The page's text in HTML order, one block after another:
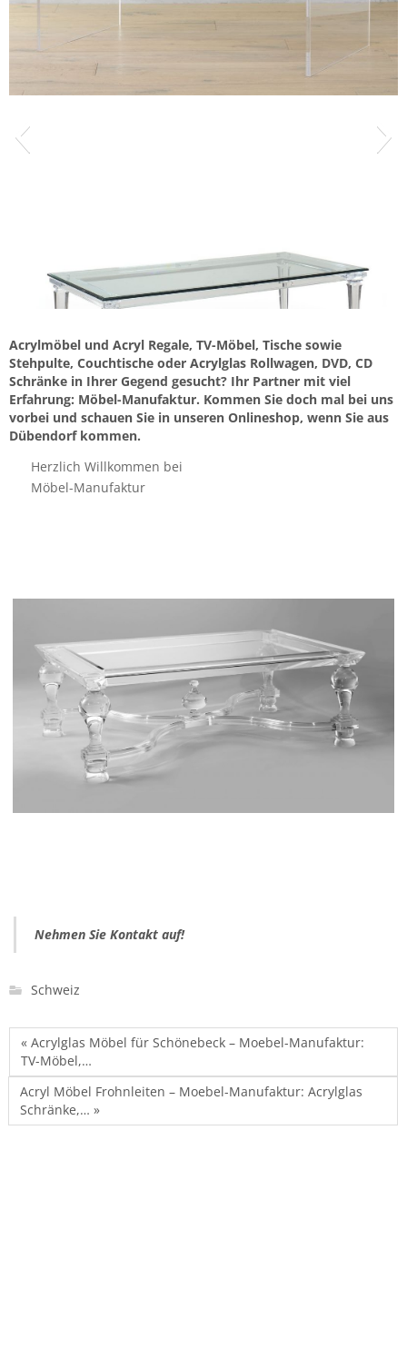
Acrylmöbel und Acryl Regale, TV-Möbel, Tische sowie
Stehpulte, Couchtische oder Acrylglas Rollwagen, DVD, CD
Schränke in Ihrer Gegend gesucht? Ihr Partner mit viel
Erfahrung: Möbel-Manufaktur. Kommen Sie doch mal bei uns
vorbei und schauen Sie in unseren Onlineshop, wenn Sie aus
Dübendorf kommen.
Herzlich Willkommen bei
Möbel-Manufaktur
Nehmen Sie Kontakt auf!
Schweiz
« Acrylglas Möbel für Schönebeck – Moebel-Manufaktur:
TV-Möbel,…
Acryl Möbel Frohnleiten – Moebel-Manufaktur: Acrylglas
Schränke,… »